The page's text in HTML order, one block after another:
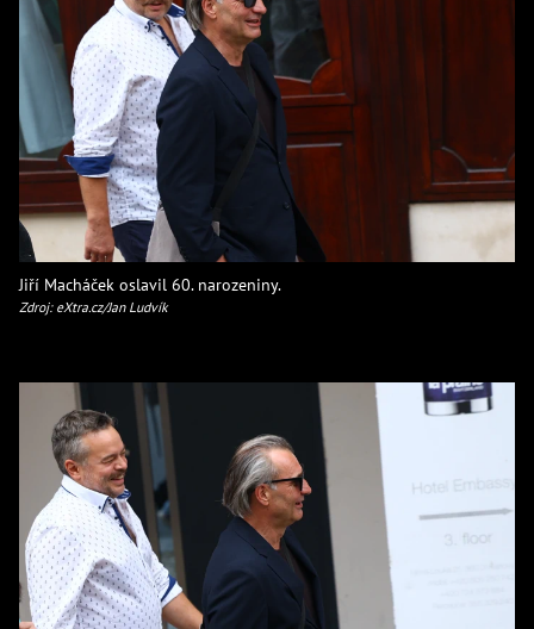
Jiří Macháček oslavil 60. narozeniny.
Zdroj: eXtra.cz/Jan Ludvík